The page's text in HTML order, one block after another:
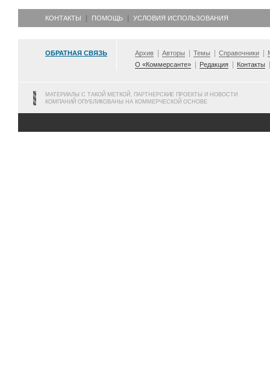
КОНТАКТЫ ПОМОЩЬ УСЛОВИЯ ИСПОЛЬЗОВАНИЯ
ОБРАТНАЯ СВЯЗЬ Архив Авторы Темы Справочники
О «Коммерсанте»
Редакция Контакты
МАТЕРИАЛЫ С ТАКОЙ МЕТКОЙ, ПАРТНЕРСКИЕ ПРОЕКТЫ И НОВОСТИ
КОМПАНИЙ ОПУБЛИКОВАНЫ НА КОММЕРЧЕСКОЙ ОСНОВЕ